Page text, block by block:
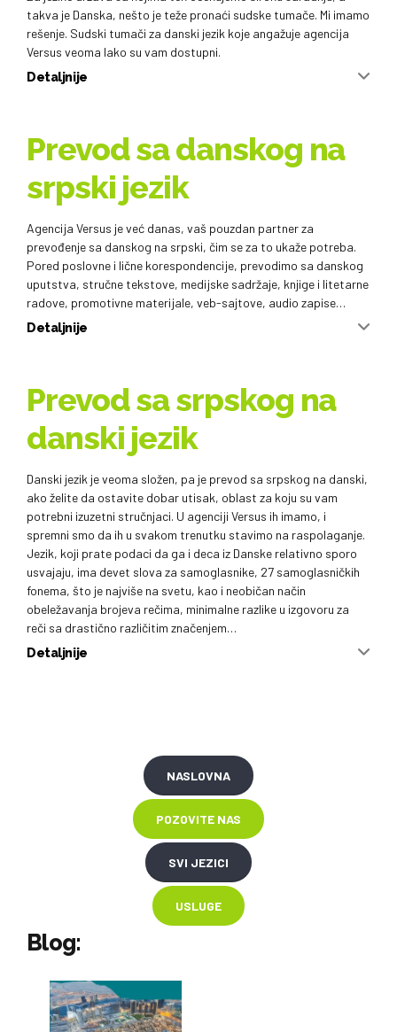
takva je Danska, nešto je teže pronaći sudske tumače. Mi imamo
rešenje. Sudski tumači za danski jezik koje angažuje agencija
Versus veoma lako su vam dostupni.
Detaljnije
Prevod sa danskog na
srpski jezik
Agencija Versus je već danas, vaš pouzdan partner za
prevođenje sa danskog na srpski, čim se za to ukaže potreba.
Pored poslovne i lične korespondencije, prevodimo sa danskog
uputstva, stručne tekstove, medijske sadržaje, knjige i litetarne
radove, promotivne materijale, veb-sajtove, audio zapise…
Detaljnije
Prevod sa srpskog na
danski jezik
Danski jezik je veoma složen, pa je prevod sa srpskog na danski,
ako želite da ostavite dobar utisak, oblast za koju su vam
potrebni izuzetni stručnjaci. U agenciji Versus ih imamo, i
spremni smo da ih u svakom trenutku stavimo na raspolaganje.
Jezik, koji prate podaci da ga i deca iz Danske relativno sporo
usvajaju, ima devet slova za samoglasnike, 27 samoglasničkih
fonema, što je najviše na svetu, kao i neobičan način
obeležavanja brojeva rečima, minimalne razlike u izgovoru za
reči sa drastično različitim značenjem…
Detaljnije
NASLOVNA
POZOVITE NAS
SVI JEZICI
USLUGE
Blog: